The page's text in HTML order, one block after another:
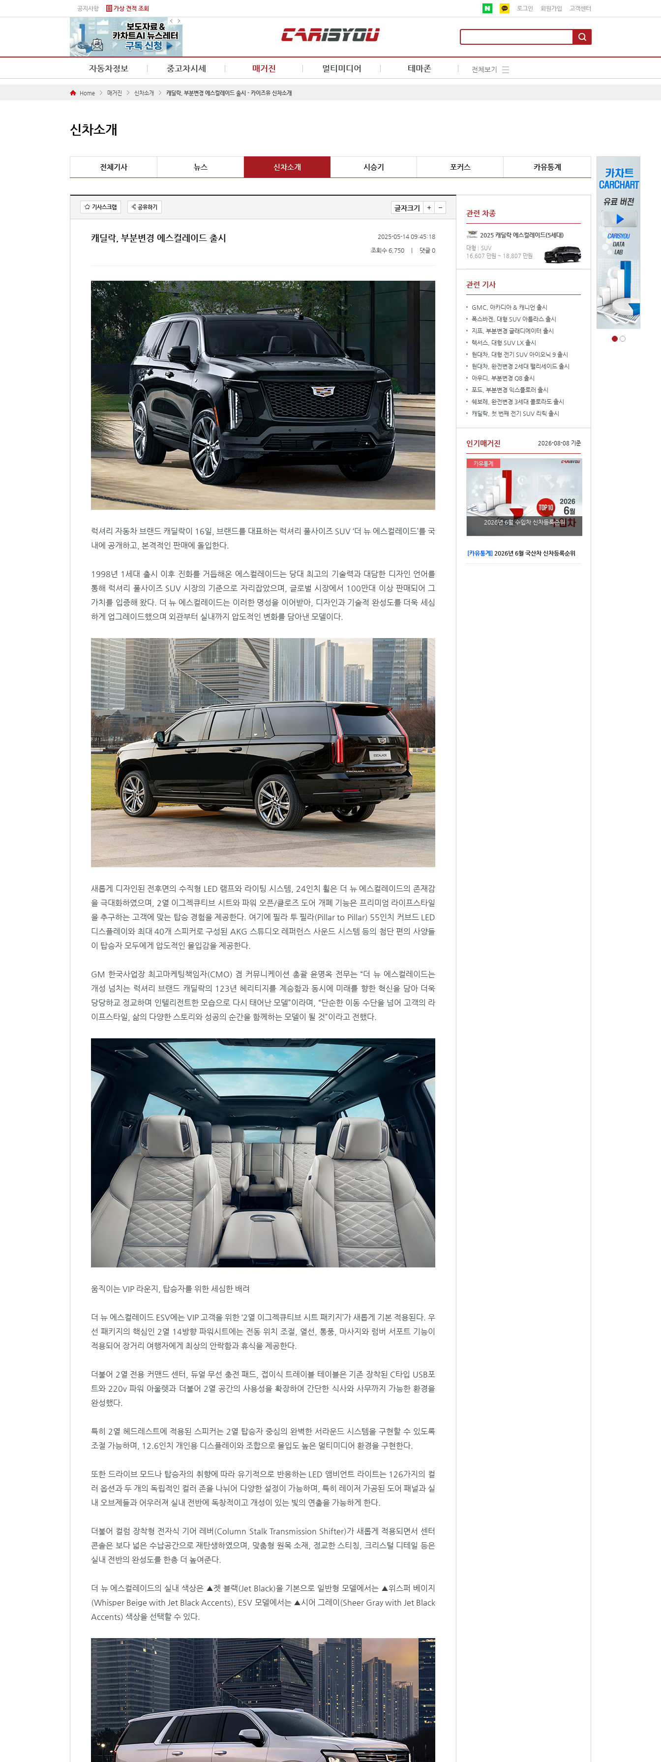
공지사항 가상 견적 조회 로그인 회원가입 고객센터
자동차정보 중고차시세 매거진 멀티미디어 테마존 전체보기
Home 매거진 신차소개 캐딜락, 부분변경 에스컬레이드 출시 - 카이즈유 신차소개
신차소개
전체기사 뉴스 신차소개 시승기 포커스 카유통계
기사스크랩 공유하기 글자크기
캐딜락, 부분변경 에스컬레이드 출시
2025-05-14 09:45:18
조회수 6,750
댓글 0
럭셔리 자동차 브랜드 캐딜락이 16일, 브랜드를 대표하는 럭셔리 풀사이즈 SUV ‘더 뉴 에스컬레이드’를 국
내에 공개하고, 본격적인 판매에 돌입한다.
1998년 1세대 출시 이후 진화를 거듭해온 에스컬레이드는 당대 최고의 기술력과 대담한 디자인 언어를
통해 럭셔리 풀사이즈 SUV 시장의 기준으로 자리잡았으며, 글로벌 시장에서 100만대 이상 판매되어 그
가치를 입증해 왔다. 더 뉴 에스컬레이드는 이러한 명성을 이어받아, 디자인과 기술적 완성도를 더욱 세심
하게 업그레이드했으며 외관부터 실내까지 압도적인 변화를 담아낸 모델이다.
새롭게 디자인된 전후면의 수직형 LED 램프와 라이팅 시스템, 24인치 휠은 더 뉴 에스컬레이드의 존재감
을 극대화하였으며, 2열 이그젝큐티브 시트와 파워 오픈/클로즈 도어 개폐 기능은 프리미엄 라이프스타일
을 추구하는 고객에 맞는 탑승 경험을 제공한다. 여기에 필라 투 필라(Pillar to Pillar) 55인치 커브드 LED
디스플레이와 최대 40개 스피커로 구성된 AKG 스튜디오 레퍼런스 사운드 시스템 등의 첨단 편의 사양들
이 탑승자 모두에게 압도적인 몰입감을 제공한다.
GM 한국사업장 최고마케팅책임자(CMO) 겸 커뮤니케이션 총괄 윤명옥 전무는 “더 뉴 에스컬레이드는
개성 넘치는 럭셔리 브랜드 캐딜락의 123년 헤리티지를 계승함과 동시에 미래를 향한 혁신을 담아 더욱
당당하교 정교하며 인텔리전트한 모습으로 다시 태어난 모델”이라며, “단순한 이동 수단을 넘어 고객의 라
이프스타일, 삶의 다양한 스토리와 성공의 순간을 함께하는 모델이 될 것”이라고 전했다.
움직이는 VIP 라운지, 탑승자를 위한 세심한 배려
더 뉴 에스컬레이드 ESV에는 VIP 고객을 위한 ‘2열 이그젝큐티브 시트 패키지’가 새롭게 기본 적용된다. 우
선 패키지의 핵심인 2열 14방향 파워시트에는 전동 위치 조절, 열선, 통풍, 마사지와 럼버 서포트 기능이
적용되어 장거리 여행자에게 최상의 안락함과 휴식을 제공한다.
더불어 2열 전용 커맨드 센터, 듀얼 무선 충전 패드, 접이식 트레이블 테이블은 기존 장착된 C타입 USB포
트와 220v 파워 아울렛과 더불어 2열 공간의 사용성을 확장하여 간단한 식사와 사무까지 가능한 환경을
완성했다.
특히 2열 헤드레스트에 적용된 스피커는 2열 탑승자 중심의 완벽한 서라운드 시스템을 구현할 수 있도록
조절 가능하며, 12.6인치 개인용 디스플레이와 조합으로 몰입도 높은 멀티미디어 환경을 구현한다.
또한 드라이브 모드나 탑승자의 취향에 따라 유기적으로 반응하는 LED 앰비언트 라이트는 126가지의 컬
러 옵션과 두 개의 독립적인 컬러 존을 나뉘어 다양한 설정이 가능하며, 특히 레이저 가공된 도어 패널과 실
내 오브제들과 어우러져 실내 전반에 독창적이고 개성이 있는 빛의 연출을 가능하게 한다.
더불어 컬럼 장착형 전자식 기어 레버(Column Stalk Transmission Shifter)가 새롭게 적용되면서 센터
콘솔은 보다 넓은 수납공간으로 재탄생하였으며, 맞춤형 원목 소재, 정교한 스티칭, 크리스털 디테일 등은
실내 전반의 완성도를 한층 더 높여준다.
더 뉴 에스컬레이드의 실내 색상은 ▲젯 블랙(Jet Black)을 기본으로 일반형 모델에서는 ▲위스퍼 베이지
(Whisper Beige with Jet Black Accents), ESV 모델에서는 ▲시어 그레이(Sheer Gray with Jet Black
Accents) 색상을 선택할 수 있다.
관련 차종
2025 캐딜락 에스컬레이드(5세대)
대형
SUV
16,607 만원 ~ 18,807 만원
관련 기사
GMC, 아카디아 & 캐니언 출시
폭스바겐, 대형 SUV 아틀라스 출시
지프, 부분변경 글래디에이터 출시
렉서스, 대형 SUV LX 출시
현대차, 대형 전기 SUV 아이오닉 9 출시
현대차, 완전변경 2세대 팰리세이드 출시
아우디, 부분변경 Q8 출시
포드, 부분변경 익스플로러 출시
쉐보레, 완전변경 3세대 콜로라도 출시
캐딜락, 첫 번째 전기 SUV 리릭 출시
인기매거진 2026-08-08 기준
2026년 6월 수입차 신차등록순위
카유통계
[카유통계] 2026년 6월 국산차 신차등록순위